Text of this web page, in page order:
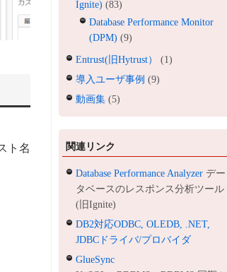
ト名
Ignite) (83)
Database Performance Monitor
(DPM) (9)
Entrust(旧Hytrust）
(1)
導入ユーザ事例 (9)
動画集 (5)
関連リンク
Database Performance Analyzer デー
タベースのレスポンス分析ツール
(旧Ignite)
DB2対応ODBC, OLEDB, .NET,
JDBCドライバ/プロバイダ
GlueSync